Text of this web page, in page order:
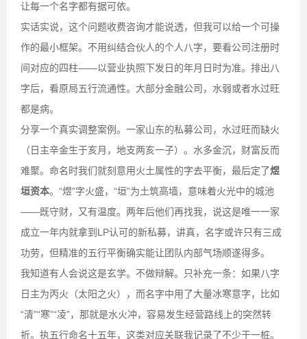
让每一个名字都有据可依。
实话实说，这个问题收费咨询才能说透，但我可以给一个可操
作的最小框架。不用纠结合伙人的个人八字，要看公司注册时
间对应的四柱——以营业执照下发日的年月日时为准。排出八
字后，看原局五行流通性。大部分金融公司，水弱或者水过旺
都是病。
分享一个真实调整案例。一家山东的私募公司，水过旺而缺火
（日主辛金生于亥月，地支两亥一子）。水多金沉，财富反而
难聚。命名时我们就刻意用火土属性的字去平衡，最后定了煜
垣资本。“煜”字火盛，“垣”为土筑高墙，意味着火光中的城池
——既守财，又有温度。两年后他们再找我，说这是唯一一家
成立一年内就拿到LP认可的新私募，讲真，名字或许只有三成
功劳，但精准的五行平衡确实能让团队内部气场顺遂得多。
我知道有人会说这是玄学。不做辩解。只补充一条：如果八字
日主为丙火（太阳之火），而名字中用了大量冰寒意字，比如
“清”“寒”“凌”，那就是水火冲，容易发生经营路线上的突然转
折。执五行命名十五年，这类对应关联我记录了不少于一桩。